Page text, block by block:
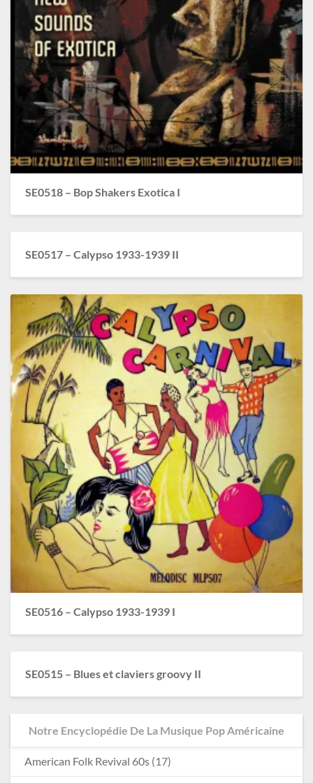
SE0518 – Bop Shakers Exotica I
SE0517 – Calypso 1933-1939 II
SE0516 – Calypso 1933-1939 I
SE0515 – Blues et claviers groovy II
Notre Encyclopédie De La Musique Pop Américaine
American Folk Revival 60s (17)